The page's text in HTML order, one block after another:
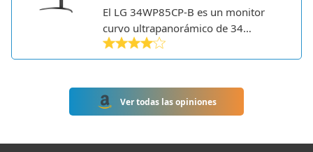
monitores y televisores de alta
calidad.
El LG 34WP85CP-B es un monitor
curvo ultrapanorámico de 34
pulgadas fabricado por la conocida
marca LG. Es un monitor de gama alta
de visualización inmersiva e
impresionante. El modelo 34WP85CP-
resolución QHD y su relación de
Ver todas las opiniones